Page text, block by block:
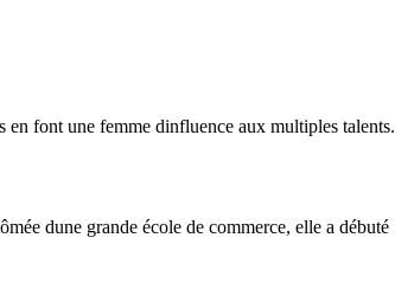
en font une femme dinfluence aux multiples talents.
dune grande école de commerce, elle a débuté